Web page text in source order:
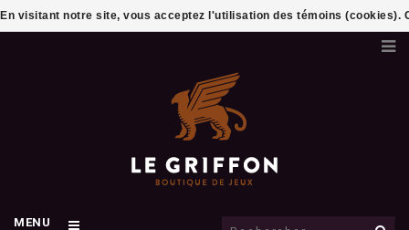
MENU
En visitant notre site, vous acceptez l'utilisation des témoins